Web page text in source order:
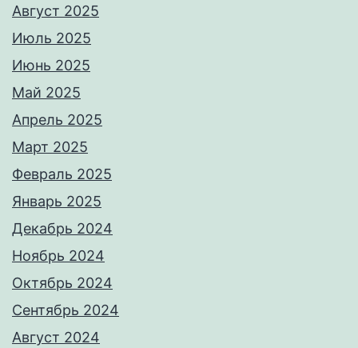
Август 2025
Июль 2025
Июнь 2025
Май 2025
Апрель 2025
Март 2025
Февраль 2025
Январь 2025
Декабрь 2024
Ноябрь 2024
Октябрь 2024
Сентябрь 2024
Август 2024